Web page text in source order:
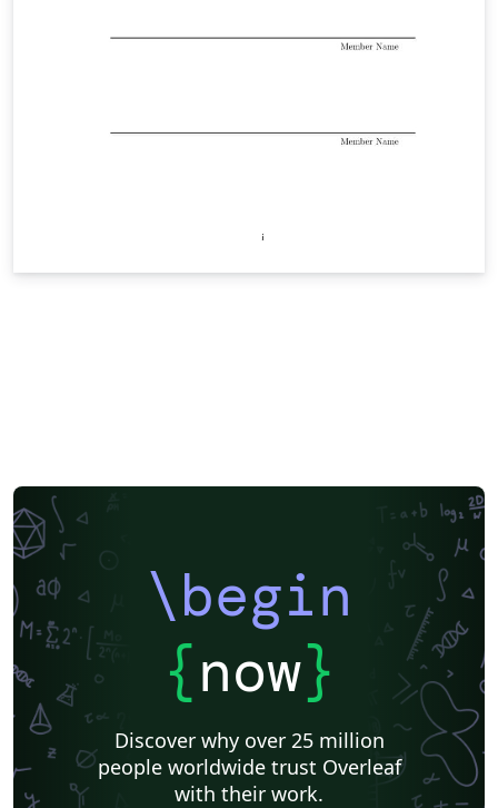
\begin
{now}
Discover why over 25 million
people worldwide trust Overleaf
with their work.